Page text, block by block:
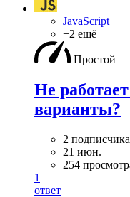
JavaScript
+2 ещё
Простой
Не
варианты?
2 подписчика
21 июн.
254
1
ответ